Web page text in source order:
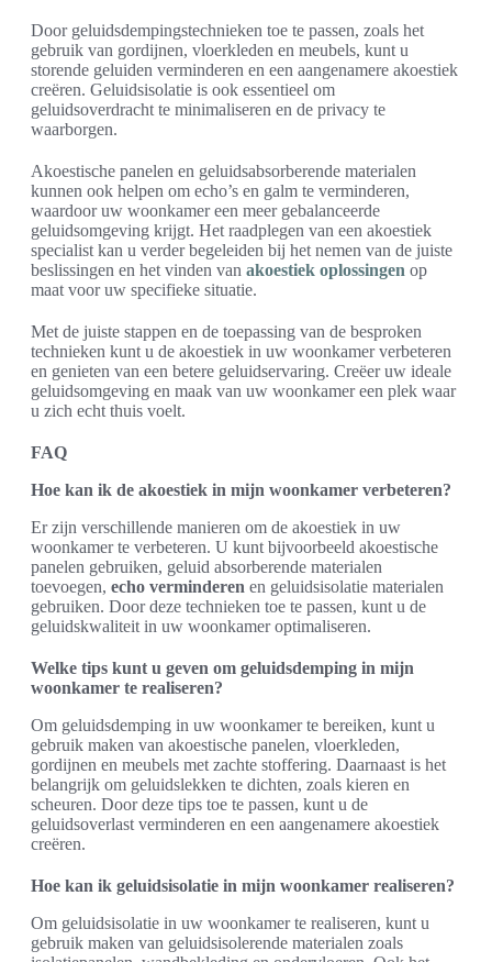
Door geluidsdempingstechnieken toe te passen, zoals het
gebruik van gordijnen, vloerkleden en meubels, kunt u
storende geluiden verminderen en een aangenamere akoestiek
creëren. Geluidsisolatie is ook essentieel om
geluidsoverdracht te minimaliseren en de privacy te
waarborgen.
Akoestische panelen en geluidsabsorberende materialen
kunnen ook helpen om echo’s en galm te verminderen,
waardoor uw woonkamer een meer gebalanceerde
geluidsomgeving krijgt. Het raadplegen van een akoestiek
specialist kan u verder begeleiden bij het nemen van de juiste
beslissingen en het vinden van akoestiek oplossingen op
maat voor uw specifieke situatie.
Met de juiste stappen en de toepassing van de besproken
technieken kunt u de akoestiek in uw woonkamer verbeteren
en genieten van een betere geluidservaring. Creëer uw ideale
geluidsomgeving en maak van uw woonkamer een plek waar
u zich echt thuis voelt.
FAQ
Hoe kan ik de akoestiek in mijn woonkamer verbeteren?
Er zijn verschillende manieren om de akoestiek in uw
woonkamer te verbeteren. U kunt bijvoorbeeld akoestische
panelen gebruiken, geluid absorberende materialen
toevoegen, echo verminderen en geluidsisolatie materialen
gebruiken. Door deze technieken toe te passen, kunt u de
geluidskwaliteit in uw woonkamer optimaliseren.
Welke tips kunt u geven om geluidsdemping in mijn
woonkamer te realiseren?
Om geluidsdemping in uw woonkamer te bereiken, kunt u
gebruik maken van akoestische panelen, vloerkleden,
gordijnen en meubels met zachte stoffering. Daarnaast is het
belangrijk om geluidslekken te dichten, zoals kieren en
scheuren. Door deze tips toe te passen, kunt u de
geluidsoverlast verminderen en een aangenamere akoestiek
creëren.
Hoe kan ik geluidsisolatie in mijn woonkamer realiseren?
Om geluidsisolatie in uw woonkamer te realiseren, kunt u
gebruik maken van geluidsisolerende materialen zoals